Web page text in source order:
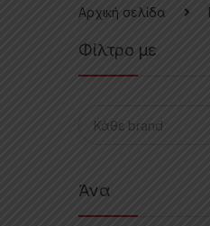
Αρχική σελίδα
Φίλτρο με
Κάθε brand
Άνα